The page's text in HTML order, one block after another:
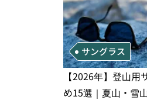
サングラス
【2026年】登山
め15選｜夏山・雪